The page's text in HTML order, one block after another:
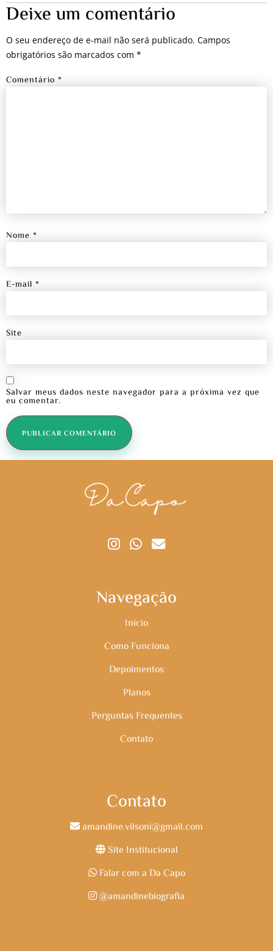
Deixe um comentário
O seu endereço de e-mail não será publicado. Campos
obrigatórios são marcados com *
Comentário *
Nome *
E-mail *
Site
Salvar meus dados neste navegador para a próxima vez que
eu comentar.
Navegação
Início
Como Funciona
Depoimentos
Planos
Perguntas Frequentes
Contato
Contato
amandine.vilsoni@gmail.com
Site Institucional
Falar com a Da Capo
@amandinebiografia